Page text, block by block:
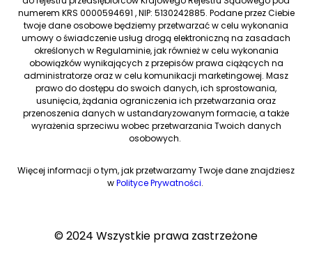
numerem KRS 0000594691 , NIP: 5130242885. Podane przez Ciebie
twoje dane osobowe będziemy przetwarzać w celu wykonania
umowy o świadczenie usług drogą elektroniczną na zasadach
określonych w Regulaminie, jak również w celu wykonania
obowiązków wynikających z przepisów prawa ciążących na
administratorze oraz w celu komunikacji marketingowej. Masz
prawo do dostępu do swoich danych, ich sprostowania,
usunięcia, żądania ograniczenia ich przetwarzania oraz
przenoszenia danych w ustandaryzowanym formacie, a także
wyrażenia sprzeciwu wobec przetwarzania Twoich danych
osobowych.
Więcej informacji o tym, jak przetwarzamy Twoje dane znajdziesz
wPolityce Prywatności.
© 2024 Wszystkie prawa zastrzeżone